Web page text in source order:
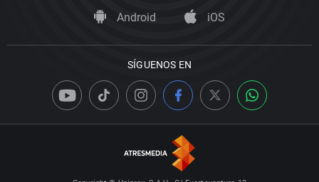
Android iOS
SÍGUENOS EN